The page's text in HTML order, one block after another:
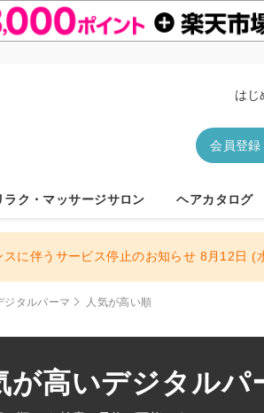
はじ
会員登
ラク・マッサージサロン ヘアカタログ
スに伴うサービス停止のお知らせ 8月12日 (
ジタルパーマ 人気が高い順
が高いデジタル